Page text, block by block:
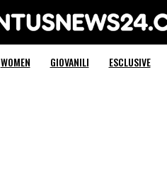
Juventus News 24
WOMEN GIOVANILI ESCLUSIVE